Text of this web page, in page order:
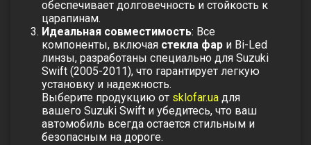
обеспечивает долговечность и стойкость к
царапинам.
Идеальная совместимость: Все
компоненты, включая стекла фар и Bi-Led
линзы, разработаны специально для Suzuki
Swift (2005-2011), что гарантирует легкую
установку и надежность.
Выберите продукцию от sklofar.ua для
вашего Suzuki Swift и убедитесь, что ваш
автомобиль всегда остается стильным и
безопасным на дороге.